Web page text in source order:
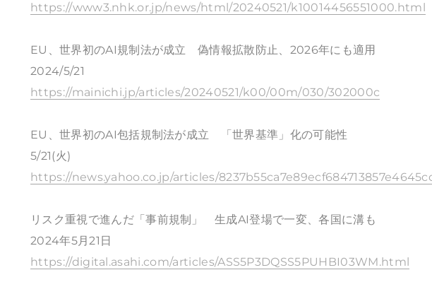
https://www3.nhk.or.jp/news/html/20240521/k10014456551000.html
EU、世界初のAI規制法が成立 偽情報拡散防止、2026年にも適用
2024/5/21
https://mainichi.jp/articles/20240521/k00/00m/030/302000c
EU、世界初のAI包括規制法が成立 「世界基準」化の可能性
5/21(火)
https://news.yahoo.co.jp/articles/
リスク重視で進んだ「事前規制」 生成AI登場で一変、各国に溝も
2024年5月21日
https://digital.asahi.com/articles/ASS5P3DQSS5PUHBI03WM.html